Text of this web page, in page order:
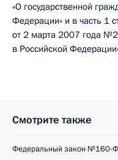
«О государственной
Федерации» и в часть 1
от 2 марта 2007 года
в Российской
Смотрите также
Федеральный закон №160-